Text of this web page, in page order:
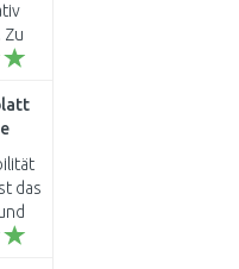
Zu
das
ein